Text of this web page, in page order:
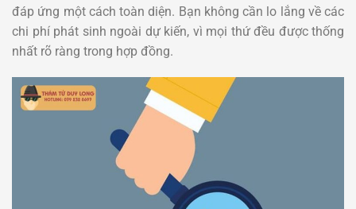
đáp ứng một cách toàn diện. Bạn không cần lo lắng về các
chi phí phát sinh ngoài dự kiến, vì mọi thứ đều được thống
nhất rõ ràng trong hợp đồng.